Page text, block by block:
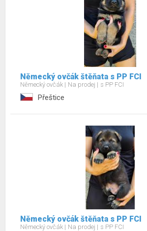
Německý ovčák štěňata s PP FCI
Německý ovčák Na prodej s PP FCI
Přeštice
Německý ovčák štěňata s PP FCI
Německý ovčák Na prodej s PP FCI